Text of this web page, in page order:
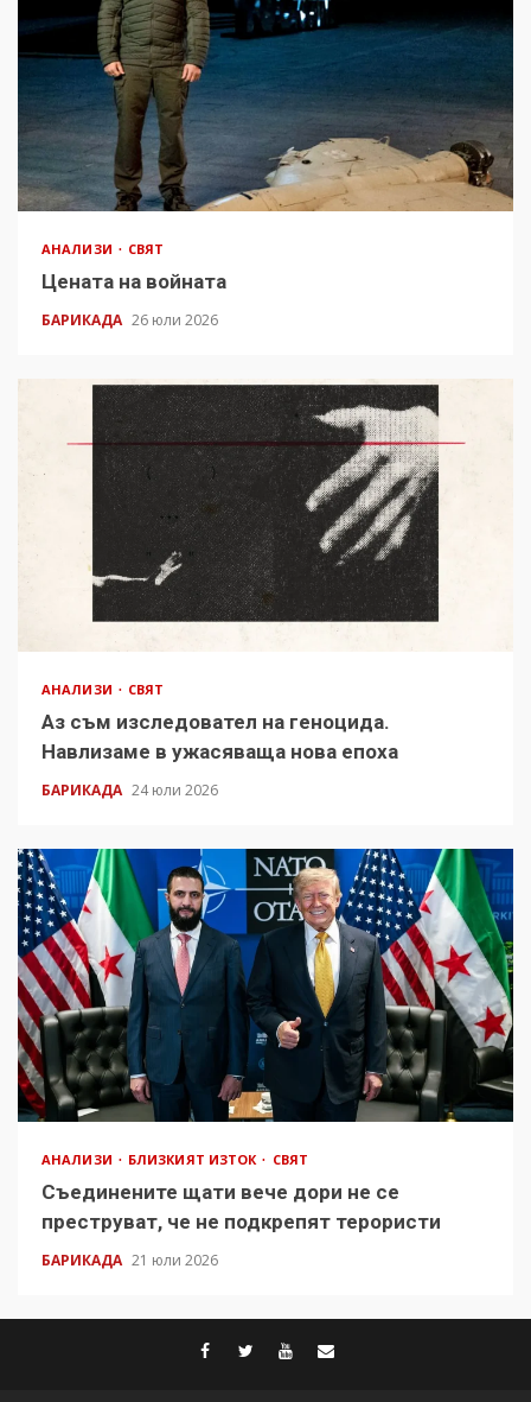
АНАЛИЗИ СВЯТ
Цената на войната
БАРИКАДА 26 юли 2026
АНАЛИЗИ СВЯТ
Аз съм изследовател на геноцида.
Навлизаме в ужасяваща нова епоха
БАРИКАДА 24 юли 2026
АНАЛИЗИ БЛИЗКИЯТ ИЗТОК СВЯТ
Съединените щати вече дори не се
преструват, че не подкрепят терористи
БАРИКАДА 21 юли 2026
facebook
twitter
youtube